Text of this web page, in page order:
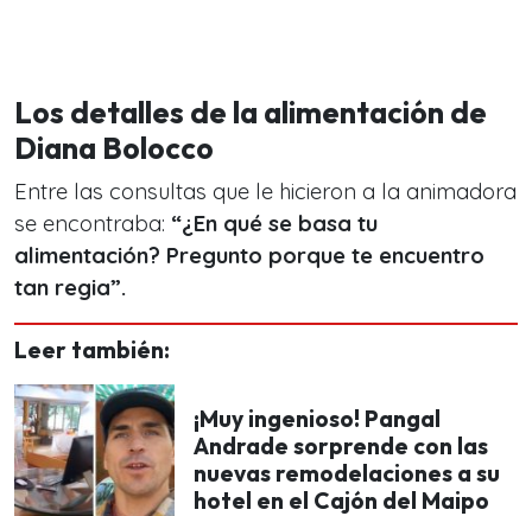
Los detalles de la alimentación de
Diana Bolocco
Entre las consultas que le hicieron a la animadora
se encontraba: “¿En qué se basa tu
alimentación? Pregunto porque te encuentro
tan regia”.
Leer también:
¡Muy ingenioso! Pangal
Andrade sorprende con las
nuevas remodelaciones a su
hotel en el Cajón del Maipo